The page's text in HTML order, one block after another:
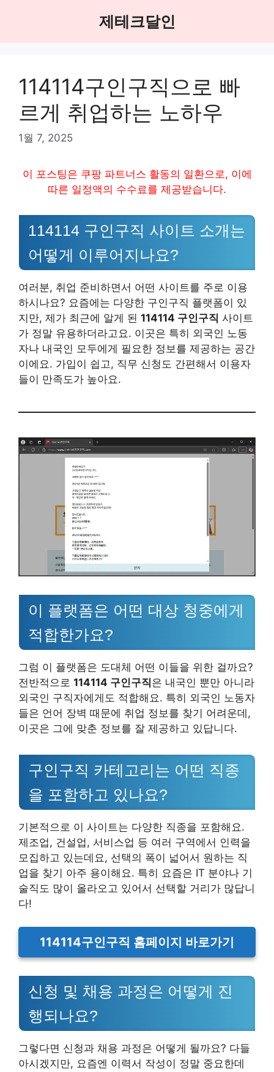
제테크달인
114114구인구직으로 빠
르게 취업하는 노하우
1월 7, 2025
이 포스팅은 쿠팡 파트너스 활동의 일환으로, 이에
따른 일정액의 수수료를 제공받습니다.
114114 구인구직 사이트 소개는
어떻게 이루어지나요?
여러분, 취업 준비하면서 어떤 사이트를 주로 이용
하시나요? 요즘에는 다양한 구인구직 플랫폼이 있
지만, 제가 최근에 알게 된 114114 구인구직 사이트
가 정말 유용하더라고요. 이곳은 특히 외국인 노동
자나 내국인 모두에게 필요한 정보를 제공하는 공간
이에요. 가입이 쉽고, 직무 신청도 간편해서 이용자
들이 만족도가 높아요.
이 플랫폼은 어떤 대상 청중에게
적합한가요?
그럼 이 플랫폼은 도대체 어떤 이들을 위한 걸까요?
전반적으로 114114 구인구직은 내국인 뿐만 아니라
외국인 구직자에게도 적합해요. 특히 외국인 노동자
들은 언어 장벽 때문에 취업 정보를 찾기 어려운데,
이곳은 그에 맞춘 정보를 잘 제공하고 있답니다.
구인구직 카테고리는 어떤 직종
을 포함하고 있나요?
기본적으로 이 사이트는 다양한 직종을 포함해요.
제조업, 건설업, 서비스업 등 여러 구역에서 인력을
모집하고 있는데요, 선택의 폭이 넓어서 원하는 직
업을 찾기 아주 용이해요. 특히 요즘은 IT 분야나 기
술직도 많이 올라오고 있어서 선택할 거리가 많답니
다!
114114구인구직 홈페이지 바로가기
신청 및 채용 과정은 어떻게 진
행되나요?
그렇다면 신청과 채용 과정은 어떻게 될까요? 다들
아시겠지만, 요즘엔 이력서 작성이 정말 중요한데